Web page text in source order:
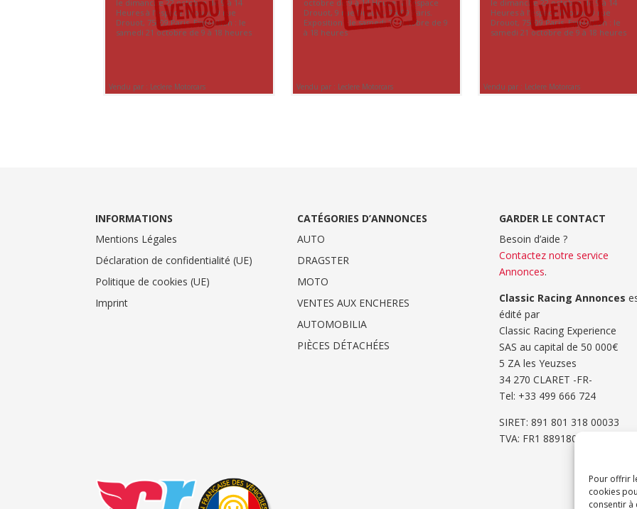
Pour offrir
cookies
consentir à
le dimanche 22 octobre de 9 à 14
Heures à l’espace Drouot, 9 rue
Drouot, 75009 Paris. Exposition : le
samedi 21 octobre de 9 à 18 heures
Vendu par : Leclere Motorcars
octobre de 9 à 14 Heures à l’espace
Drouot, 9 rue Drouot, 75009 Paris.
Exposition : le samedi 21 octobre de 9
à 18 heures
Vendu par : Leclere Motorcars
le dimanche 22 octobre de 9 à 14
Heures à l’espace Drouot, 9 rue
Drouot, 75009 Paris. Exposition : le
samedi 21 octobre de 9 à 18 heures
Vendu par : Leclere Motorcars
INFORMATIONS
Mentions Légales
Déclaration de confidentialité (UE)
Politique de cookies (UE)
Imprint
CATÉGORIES D’ANNONCES
AUTO
DRAGSTER
MOTO
VENTES AUX ENCHERES
AUTOMOBILIA
PIÈCES DÉTACHÉES
GARDER LE CONTACT
Besoin d’aide ?
Contactez notre service
Annonces.
Classic Racing Annonces
édité par
Classic Racing Experience
SAS au capital de 50 000€
5 ZA les Yeuzses
34 270 CLARET -FR-
Tel: ‭+33 499 666 724‬
SIRET: 891 801 318 00033
TVA: FR1 8891801318